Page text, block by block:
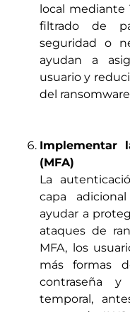
local
filtrado de
seguridad o
ayudan a
usuario y
del
Implementar
(MFA)
La
capa
ayudar a
ataques de
MFA, los
más formas
contraseña
temporal,